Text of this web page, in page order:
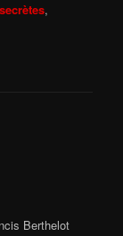
,
Berthelot